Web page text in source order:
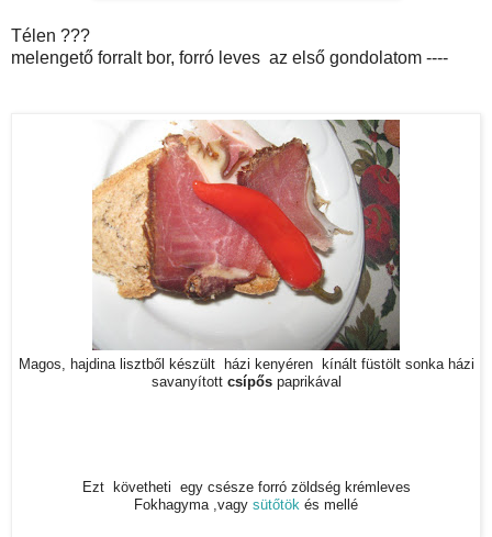
Télen ???
melengető forralt bor, forró leves az első gondolatom ----
Magos, hajdina lisztből készült házi kenyéren kínált füstölt sonka házi
savanyított csípőspaprikával
Ezt követheti egy csésze forró zöldség krémleves
Fokhagyma ,vagy sütőtök és mellé